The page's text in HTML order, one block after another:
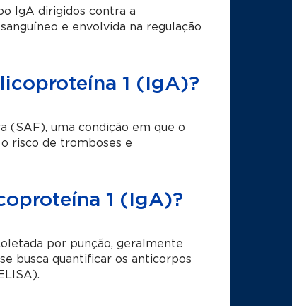
IgA dirigidos contra a
e envolvida na regulação
1 (IgA)?
(SAF), uma condição em que o
risco de tromboses e
1 (IgA)?
por punção, geralmente
busca quantificar os anticorpos